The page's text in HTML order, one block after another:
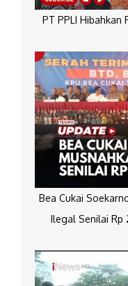
PT PPLI
Bea Cukai
Ilegal Senilai Rp